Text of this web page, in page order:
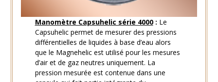
Manomètre Capsuhelic série 4000: Le
Capsuhelic permet de mesurer des pressions
différentielles de liquides à base d’eau alors
que le Magnehelic est utilisé pour les mesures
d’air et de gaz neutres uniquement. La
pression mesurée est contenue dans une